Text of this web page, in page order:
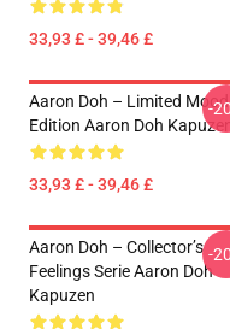
33,93 £ - 39,46 £
Aaron Doh – Limited Mood
Edition Aaron Doh Kapuzen
33,93 £ - 39,46 £
-
Aaron Doh – Collector’s
Feelings Serie Aaron Doh
Kapuzen
-